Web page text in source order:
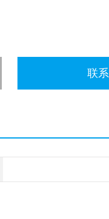
联